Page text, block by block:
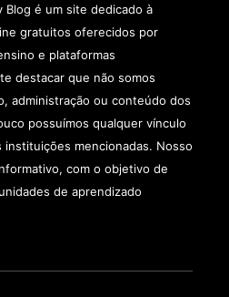
Blog é um site dedicado à
gratuitos oferecidos por
e plataformas
destacar que não somos
administração ou conteúdo dos
possuímos qualquer vínculo
instituições mencionadas. Nosso
com o objetivo de
de aprendizado